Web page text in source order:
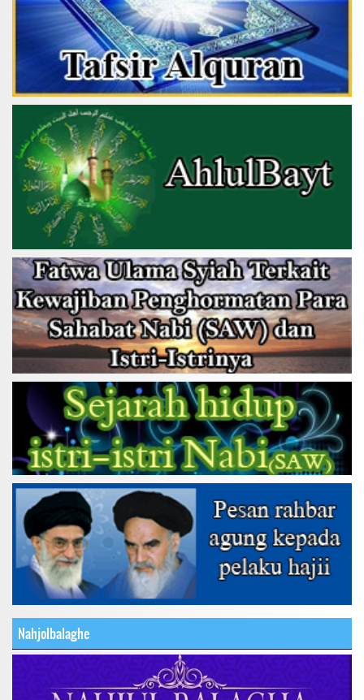
Nahjolbalaghe